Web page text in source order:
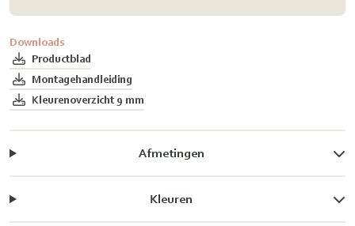
Downloads
Productblad
Montagehandleiding
Kleurenoverzicht 9 mm
Afmetingen
Kleuren